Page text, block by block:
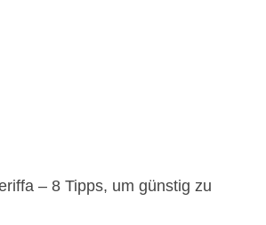
– 8 Tipps, um günstig zu